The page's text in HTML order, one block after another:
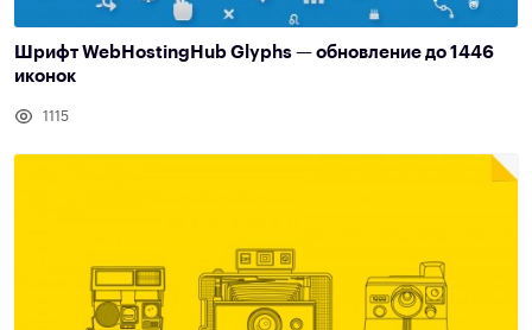
Шрифт WebHostingHub Glyphs — обновление до 1446
иконок
1115